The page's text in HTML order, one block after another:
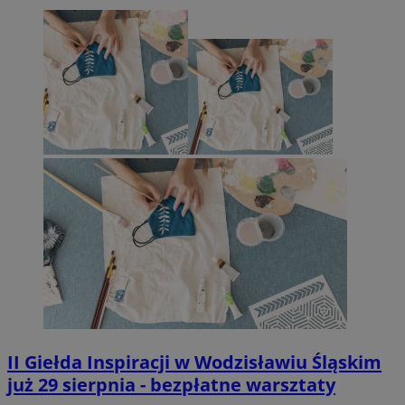
II Giełda Inspiracji w Wodzisławiu Śląskim
już 29 sierpnia - bezpłatne warsztaty